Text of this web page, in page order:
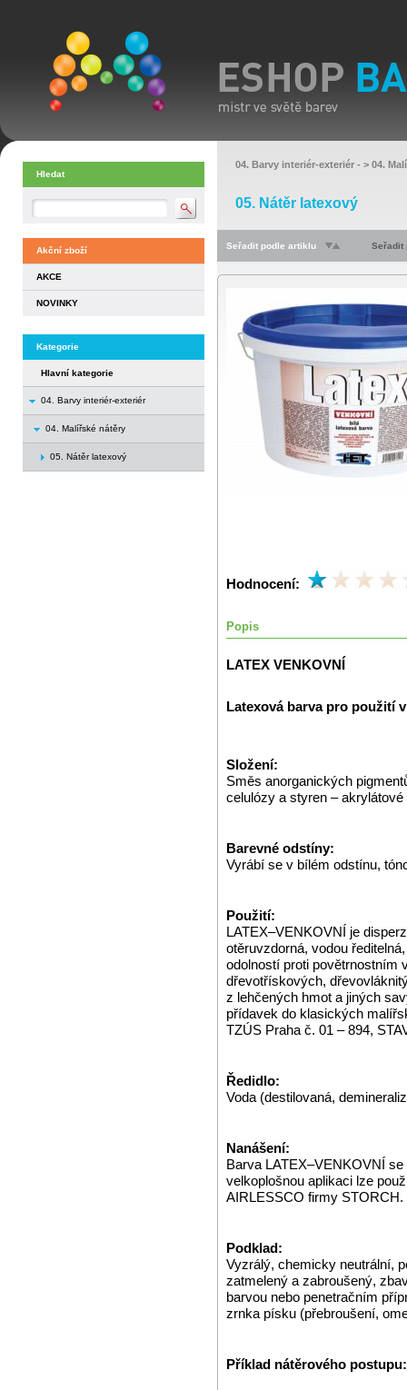
Hledat
Akční zboží
AKCE
NOVINKY
Kategorie
Hlavní kategorie
04. Barvy interiér-exteriér
04. Malířské nátěry
05. Nátěr latexový
04. Barvy interiér-exteriér - > 04.
05. Nátěr latexový
Seřadit podle artiklu Seřadit
Hodnocení:
Popis
LATEX VENKOVNÍ
Latexová barva pro použití
Složení:
Směs anorganických
celulózy a styren –
Barevné odstíny:
Vyrábí se v bílém odstínu,
Použití:
LATEX–VENKOVNÍ je
otěruvzdorná, vodou
odolností proti povětrnostním
dřevotřískových,
z lehčených hmot a jiných
přídavek do klasických
TZÚS Praha č. 01 – 894,
Ředidlo:
Voda (destilovaná,
Nanášení:
Barva LATEX–VENKOVNÍ
velkoplošnou aplikaci lze
AIRLESSCO firmy STORCH.
Podklad:
Vyzrálý, chemicky neutrální,
zatmelený a zabroušený,
barvou nebo penetračním
zrnka písku (přebroušení,
Příklad nátěrového postupu: